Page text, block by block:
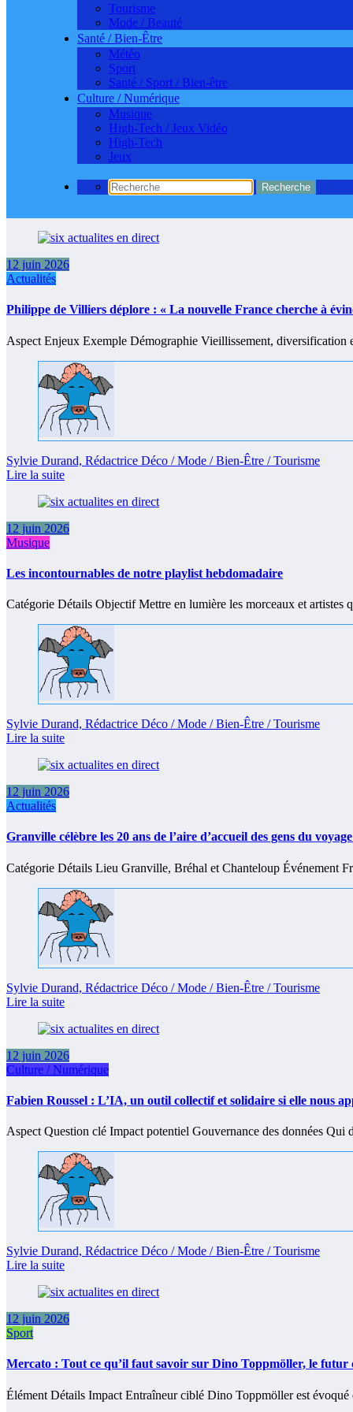
Tourisme
Mode / Beauté
Santé / Bien-Être
Météo
Sport
Santé / Sport / Bien-être
Culture / Numérique
Musique
High-Tech / Jeux Vidéo
High-Tech
Jeux
12 juin 2026
Actualités
Philippe de Villiers déplore : « La nouvelle France cherche à
Aspect Enjeux Exemple Démographie Vieillissement,
Sylvie Durand, Rédactrice Déco / Mode / Bien-Être / Tourisme
Lire la suite
12 juin 2026
Musique
Les incontournables de notre playlist hebdomadaire
Catégorie Détails Objectif Mettre en lumière les morceaux et
Sylvie Durand, Rédactrice Déco / Mode / Bien-Être / Tourisme
Lire la suite
12 juin 2026
Actualités
Granville célèbre les 20 ans de l’aire d’accueil des gens du
Catégorie Détails Lieu Granville, Bréhal et Chanteloup Événement
Sylvie Durand, Rédactrice Déco / Mode / Bien-Être / Tourisme
Lire la suite
12 juin 2026
Culture / Numérique
Fabien Roussel : L’IA, un outil collectif et solidaire si elle nous
Aspect Question clé Impact potentiel Gouvernance des données
Sylvie Durand, Rédactrice Déco / Mode / Bien-Être / Tourisme
Lire la suite
12 juin 2026
Sport
Mercato : Tout ce qu’il faut savoir sur Dino Toppmöller, le futur
Élément Détails Impact Entraîneur ciblé Dino Toppmöller est